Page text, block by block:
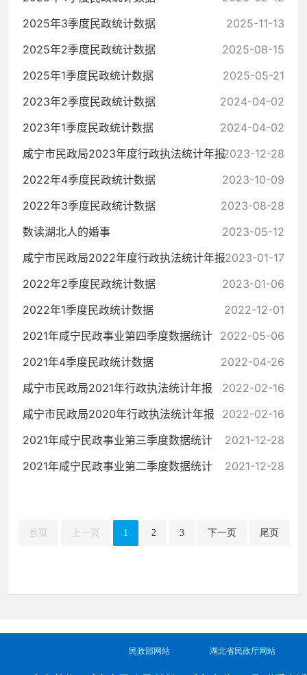
2025年3季度民政统计数据
2025-11-13
2025年2季度民政统计数据
2025-08-15
2025年1季度民政统计数据
2025-05-21
2023年2季度民政统计数据
2024-04-02
2023年1季度民政统计数据
2024-04-02
咸宁市民政局2023年度行政执法统计年报2023-12-28
2022年4季度民政统计数据
2023-10-09
2022年3季度民政统计数据
2023-08-28
数读湖北人的婚事
2023-05-12
咸宁市民政局2022年度行政执法统计年报2023-01-17
2022年2季度民政统计数据
2023-01-06
2022年1季度民政统计数据
2022-12-01
2021年咸宁民政事业第四季度数据统计 2022-05-06
2021年4季度民政统计数据
2022-04-26
咸宁市民政局2021年行政执法统计年报
2022-02-16
咸宁市民政局2020年行政执法统计年报
2022-02-16
2021年咸宁民政事业第三季度数据统计
2021-12-28
2021年咸宁民政事业第二季度数据统计
2021-12-28
首页 上一页 1 2 3 下一页 尾页